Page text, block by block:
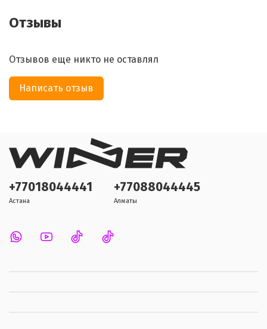
Отзывы
Отзывов еще никто не оставлял
Написать отзыв
+77018044441
Астана
+77088044445
Алматы